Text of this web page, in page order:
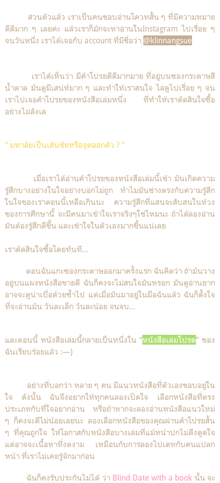
ส่วนตัวแล้ว เราเป็นคนชอบอ่านโควทสั้น ๆ ที่มีความหมาย
ดีดีมาก ๆ เลยค่ะ แล้วเราก็มักจะหาอ่านในInstagram ไปเรื่อย ๆ
จนวันหนึ่ง เราได้เจอกับ account ที่มีชื่อว่า @klinnangsue
เราได้เห็นว่า มีคำโปรยดีดีมากมาย ที่อยู่บนซองกระดาษสี
น้ำตาล มันดูมีเสน่ห์มาก ๆ และทำให้เราสนใจ ไล่ดูไปเรื่อย ๆ จน
เราไปเจอคำโปรยของหนังสือเล่มหนึ่ง ที่ทำให้เราตัดสินใจซื้อ
อย่างไม่ลังเล
“ มหาลัยเป็นเส้นชัยหรือจุดออกตัว ? ”
เมื่อเราได้อ่านคำโปรยของหนังสือเล่มนี้เข้า มันเกิดความ
รู้สึกบางอย่างในใจอย่างบอกไม่ถูก ทำไมมันช่างตรงกับความรู้สึก
ในใจของเราตอนนี้เหลือเกินนะ ความรู้สึกที่แสนจะสับสนในห้วง
ของการศึกษานี้ จะมีคนมาเข้าใจเราจริงๆใช่ไหมนะ ถ้าได้ลองอ่าน
มันต้องรู้สึกดีขึ้น และเข้าใจในตัวเองมากขึ้นแน่เลย
เราตัดสินใจซื้อโดยทันที...
ตอนฉันแกะซองกระดาษออกมาครั้งแรก ฉันคิดว่า ถ้ามันวาง
อยู่บนแผงหนังสือขายดี ฉันก็คงจะไม่สนใจมันหรอก มันดูอ่านยาก
อาจจะดูน่าเบื่อด้วยซ้ำไป แต่เมื่อมันมาอยู่ในมือฉันแล้ว ฉันก็ตั้งใจ
ที่จะอ่านมัน วันละเล็ก วันละน้อย จนจบ...
และตอนนี้ หนังสือเล่มนี้กลายเป็นหนึ่งใน “หนังสือเล่มโปรด” ของ
ฉันเรียบร้อยแล้ว :—)
อย่างที่บอกว่า หลาย ๆ คน มีแนวหนังสือที่ตัวเองชอบอยู่ใน
ใจ ดังนั้น ฉันจึงอยากให้ทุกคนลองเปิดใจ เลือกหนังสือที่ตรง
ประเภทกับที่ใจอยากอ่าน หรือถ้าหากจะลองอ่านหนังสือแนวใหม่
ๆ ก็คงจะดีไม่น้อยเลยนะ ลองเลือกหนังสือของคุณผ่านคำโปรยสั้น
ๆ ที่คุณถูกใจ ให้โอกาสกับหนังสือบางเล่มที่แม้หน้าปกไม่ดึงดูดใจ
แต่อาจจะเนื้อหาที่งดงาม เหมือนกับการลองไปเดทกับคนแปลก
หน้า ที่เราไม่เคยรู้จักมาก่อน
ฉันก็คงรับประกันไม่ได้ ว่า Blind Date with a book นั้น จะ